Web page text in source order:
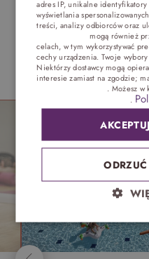
NAJCZĘŚCIEJ
adres IP, unikalne
wyświetlania
treści, analizy odbiorców oraz
mogą również
celach, w tym wykorzystywać
cechy urządzenia. Twoje
Niektórzy dostawcy mogą
interesie zamiast na zgodzie;
. Możesz